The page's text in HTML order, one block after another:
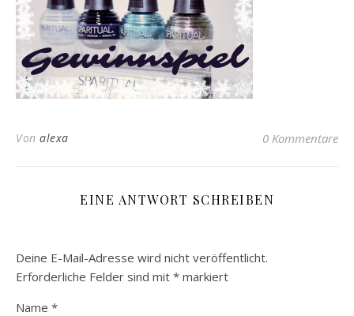
Von alexa 0 Kommentare
EINE ANTWORT SCHREIBEN
Deine E-Mail-Adresse wird nicht veröffentlicht.
Erforderliche Felder sind mit * markiert
Name *